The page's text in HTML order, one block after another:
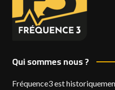
Qui sommes nous ?
Fréquence3 est